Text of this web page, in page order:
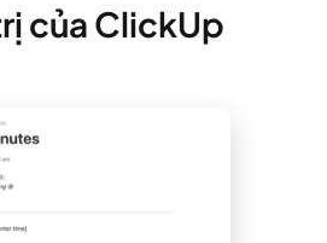
của ClickUp